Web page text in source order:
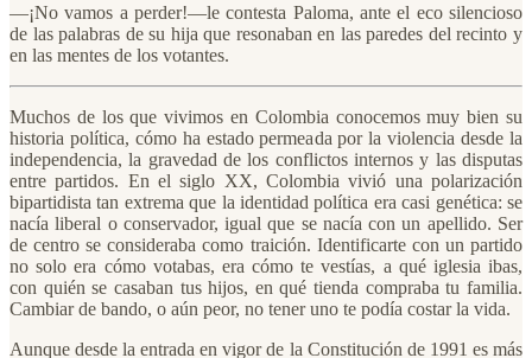
—¡No vamos a perder!—le contesta Paloma, ante el eco silencioso
de las palabras de su hija que resonaban en las paredes del recinto y
en las mentes de los votantes.
Muchos de los que vivimos en Colombia conocemos muy bien su
historia política, cómo ha estado permeada por la violencia desde la
independencia, la gravedad de los conflictos internos y las disputas
entre partidos. En el siglo XX, Colombia vivió una polarización
bipartidista tan extrema que la identidad política era casi genética: se
nacía liberal o conservador, igual que se nacía con un apellido. Ser
de centro se consideraba como traición. Identificarte con un partido
no solo era cómo votabas, era cómo te vestías, a qué iglesia ibas,
con quién se casaban tus hijos, en qué tienda compraba tu familia.
Cambiar de bando, o aún peor, no tener uno te podía costar la vida.
Aunque desde la entrada en vigor de la Constitución de 1991 es más